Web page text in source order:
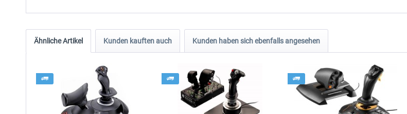
Ähnliche Artikel Kunden kauften auch Kunden haben sich ebenfalls angesehen